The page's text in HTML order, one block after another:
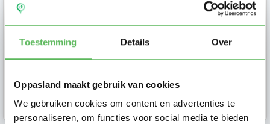
Toestemming Details Over
Oppasland maakt gebruik van cookies
We gebruiken cookies om content en advertenties te
personaliseren, om functies voor social media te bieden
Ouder in Utrecht
naar een oppas in Utrecht. Stuur
hebt.